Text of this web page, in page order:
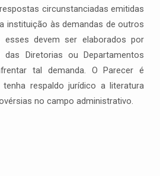
circunstanciadas emitidas
instituição às demandas de outros
esses devem ser elaborados por
das Diretorias ou Departamentos
tal demanda. O Parecer é
respaldo jurídico a literatura
no campo administrativo.